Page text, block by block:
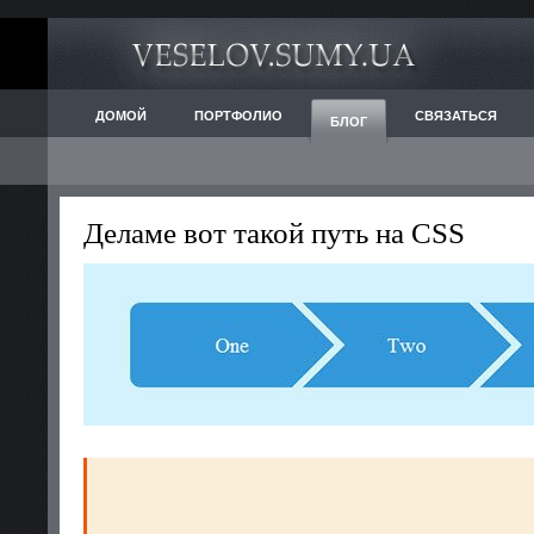
ДОМОЙ ПОРТФОЛИО БЛОГ СВЯЗАТЬСЯ
Деламе вот такой путь на CSS